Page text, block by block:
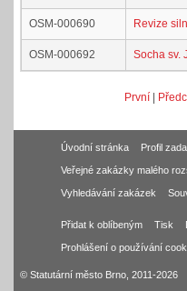
OSM-000690 Revize
OSM-000692 Socha sv.
První|
Úvodní stránka Profil
Veřejné zakázky malého
Vyhledávání zakázek
Přidat k oblíbeným Tisk
Prohlášení o používání
© Statutární město Brno, 2011-2026